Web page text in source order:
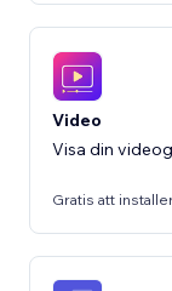
Video
Visa din
Gratis att